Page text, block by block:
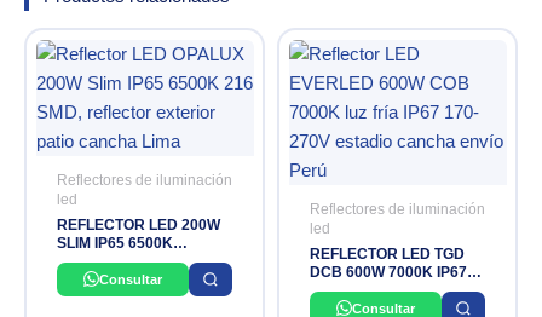
Reflectores de iluminación
led
REFLECTOR LED 200W
SLIM IP65 6500K
OPALUX
Consultar
Reflectores de iluminación
led
REFLECTOR LED TGD
DCB 600W 7000K IP67
170–270V EVERLEO
Consultar